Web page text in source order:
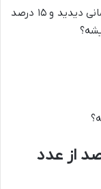
فرض کنید یه کیف ۳۰۰ هزار تومانی دیدید و ۱۵ درصد
از عدد